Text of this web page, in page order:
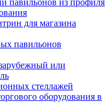
павильонов из профиля
для магазина
павильонов
или
стеллажей
оборудования в